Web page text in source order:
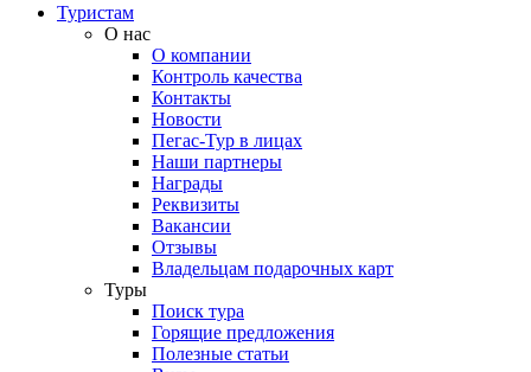
Туристам
О нас
О компании
Контроль качества
Контакты
Новости
Пегас-Тур в лицах
Наши партнеры
Награды
Реквизиты
Вакансии
Отзывы
Владельцам подарочных карт
Туры
Поиск тура
Горящие предложения
Полезные статьи